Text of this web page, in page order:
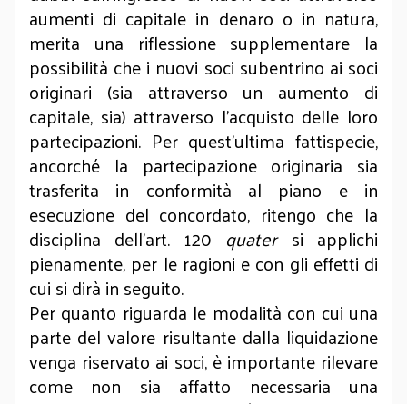
aumenti di capitale in denaro o in natura,
merita una riflessione supplementare la
possibilità che i nuovi soci subentrino ai soci
originari (sia attraverso un aumento di
capitale, sia) attraverso l’acquisto delle loro
partecipazioni. Per quest’ultima fattispecie,
ancorché la partecipazione originaria sia
trasferita in conformità al piano e in
esecuzione del concordato, ritengo che la
disciplina dell’art. 120 quatersi applichi
pienamente, per le ragioni e con gli effetti di
cui si dirà in seguito.
Per quanto riguarda le modalità con cui una
parte del valore risultante dalla liquidazione
venga riservato ai soci, è importante rilevare
come non sia affatto necessaria una